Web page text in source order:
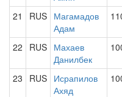
21 RUS Магамадов
Адам
22 RUS Махаев
Данилбек
23 RUS Исрапилов
Ахяд